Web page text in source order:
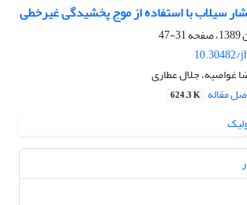
سیلاب با استفاده از موج پخشیدگی غیرخطی
31-47
10.30482/
غواصیه، جلال عطاری
مقاله 624.3 K